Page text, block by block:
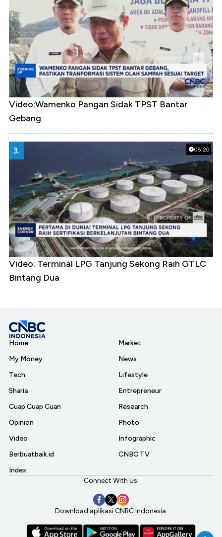
Video:Wamenko Pangan Sidak TPST Bantar
Gebang
08:20
3.
Video: Terminal LPG Tanjung Sekong Raih GTLC
Bintang Dua
Home
My Money
Tech
Sharia
Cuap Cuap Cuan
Opinion
Video
Berbuatbaik.id
Index
Market
News
Lifestyle
Entrepreneur
Research
Photo
Infographic
CNBC TV
Connect With Us:
Download aplikasi CNBC Indonesia: